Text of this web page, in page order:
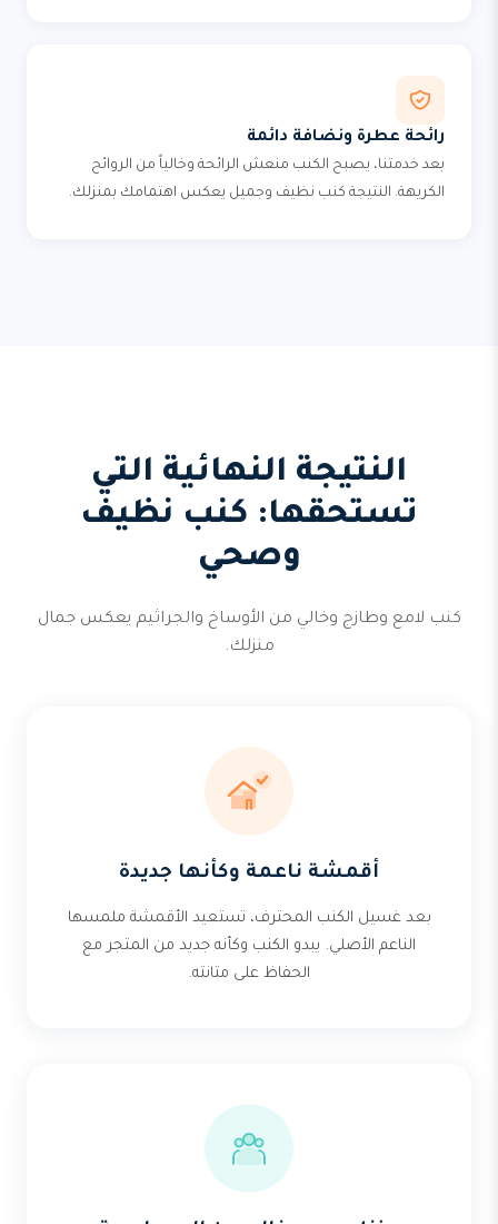
رائحة عطرة ونضافة دائمة
بعد خدمتنا، يصبح الكنب منعش الرائحة وخالياً من الروائح
الكريهة. النتيجة كنب نظيف وجميل يعكس اهتمامك بمنزلك.
النتيجة النهائية التي
تستحقها: كنب نظيف
وصحي
كنب لامع وطازج وخالي من الأوساخ والجراثيم يعكس جمال
منزلك.
أقمشة ناعمة وكأنها جديدة
بعد غسيل الكنب المحترف، تستعيد الأقمشة ملمسها
الناعم الأصلي. يبدو الكنب وكأنه جديد من المتجر مع
الحفاظ على متانته.